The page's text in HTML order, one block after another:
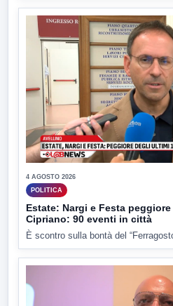
4 AGOSTO 2026
POLITICA
Estate: Nargi e Festa
Cipriano: 90 eventi in città
È scontro sulla bontà del